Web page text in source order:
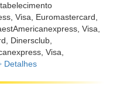
Visa, Euromastercard,
Visa,
Dinersclub,
Visa,
Detalhes